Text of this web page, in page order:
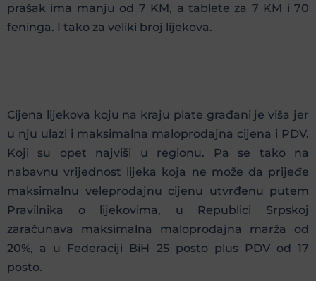
prašak ima manju od 7 KM, a tablete za 7 KM i 70
feninga. I tako za veliki broj lijekova.
Cijena lijekova koju na kraju plate građani je viša jer
u nju ulazi i maksimalna maloprodajna cijena i PDV.
Koji su opet najviši u regionu. Pa se tako na
nabavnu vrijednost lijeka koja ne može da prijeđe
maksimalnu veleprodajnu cijenu utvrđenu putem
Pravilnika o lijekovima, u Republici Srpskoj
zaračunava maksimalna maloprodajna marža od
20%, a u Federaciji BiH 25 posto plus PDV od 17
posto.